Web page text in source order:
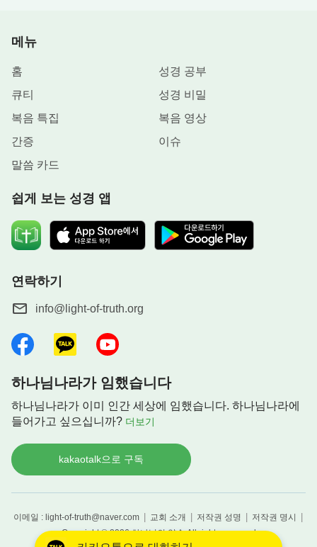
메뉴
홈
성경 공부
큐티
성경 비밀
복음 특집
복음 영상
간증
이슈
말씀 카드
쉽게 보는 성경 앱
연락하기
info@light-of-truth.org
하나님나라가 임했습니다
하나님나라가 이미 인간 세상에 임했습니다. 하나님나라에
들어가고 싶으십니까? 더보기
kakaotalk으로 구독
이메일 : light-of-truth@naver.com 교회 소개 저작권 성명 저작권 명시
Copyright © 2026하나님의 약속All rights reserved